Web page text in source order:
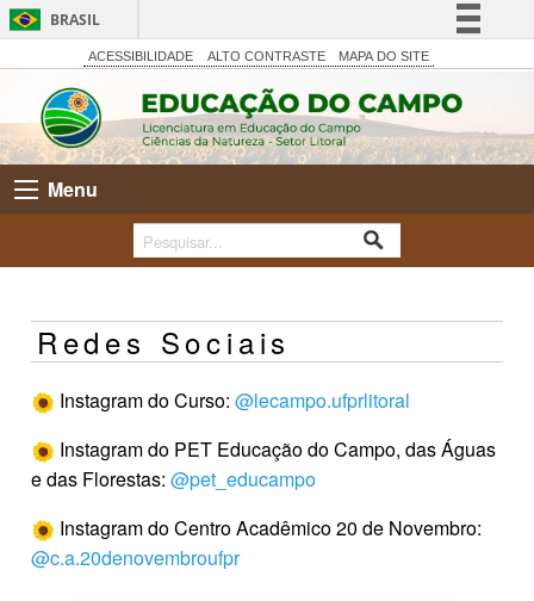
BRASIL
Simplifique!
Comunica BR
Participe
Acesso à informação
Canais
ACESSIBILIDADE ALTO CONTRASTE MAPA DO SITE
Menu
Redes Sociais
Instagram do Curso: @lecampo.ufprlitoral
Instagram do PET Educação do Campo, das Águas
e das Florestas: @pet_educampo
Instagram do Centro Acadêmico 20 de Novembro:
@c.a.20denovembroufpr